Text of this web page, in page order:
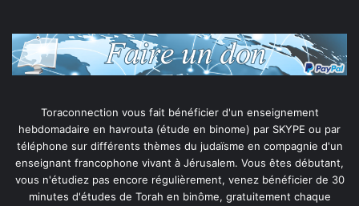
Toraconnection vous fait bénéficier d'un enseignement
hebdomadaire en havrouta (étude en binome) par SKYPE ou par
téléphone sur différents thèmes du judaïsme en compagnie d'un
enseignant francophone vivant à Jérusalem. Vous êtes débutant,
vous n'étudiez pas encore régulièrement, venez bénéficier de 30
minutes d'études de Torah en binôme, gratuitement chaque